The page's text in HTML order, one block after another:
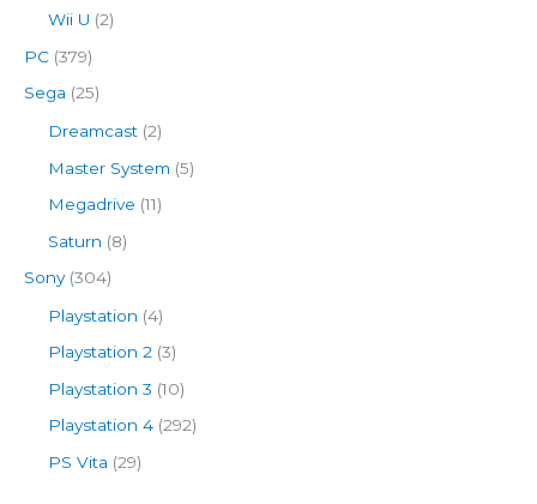
Wii U (2)
PC (379)
Sega (25)
Dreamcast (2)
Master System (5)
Megadrive (11)
Saturn (8)
Sony(304)
Playstation (4)
Playstation 2 (3)
Playstation 3 (10)
Playstation 4 (292)
PS Vita (29)